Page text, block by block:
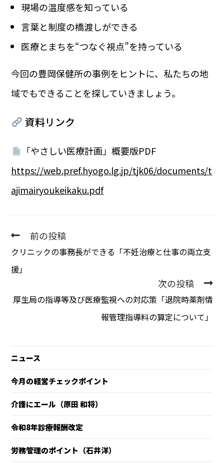
現場の温度感を知っている
言葉と制度の橋渡しができる
医療とまちを“つなぐ視点”を持っている
今回の豊岡保健所の事例をヒントに、私たちの地
域でもできることを探していきましょう。
資料リンク
「やさしい医療計画」概要版PDF
https://web.pref.hyogo.lg.jp/tjk06/documents/t
ajimairyoukeikaku.pdf
前の投稿
クリニックの事務長ができる「不妊治療と仕事の両立支
援」
次の投稿
厚生局の指導等及び医療監視への対応策「退院時薬剤情
報管理指導料の算定について」
ニュース
今月の経営チェックポイント
介護にエール（原田 和将）
令和8年診療報酬改定
労務管理のポイント（石井洋）